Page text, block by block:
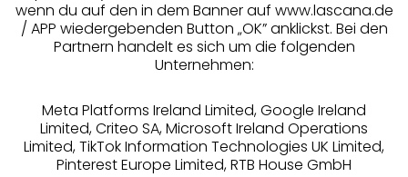
Über uns
Rechtliches
Alle Preise inkl. MwSt., zzgl.
Versandkosten
wenn du auf den in dem Banner auf www.lascana.de
/ APP wiedergebenden Button „OK” anklickst. Bei den
Partnern handelt es sich um die folgenden
Unternehmen:
Meta Platforms Ireland Limited, Google Ireland
Limited, Criteo SA, Microsoft Ireland Operations
Limited, TikTok Information Technologies UK Limited,
Pinterest Europe Limited, RTB House GmbH